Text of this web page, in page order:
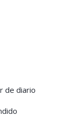
de diario